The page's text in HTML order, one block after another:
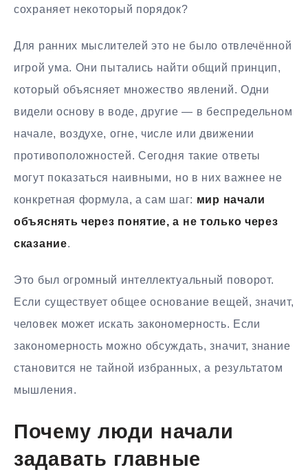
сохраняет некоторый порядок?
Для ранних мыслителей это не было отвлечённой
игрой ума. Они пытались найти общий принцип,
который объясняет множество явлений. Одни
видели основу в воде, другие — в беспредельном
начале, воздухе, огне, числе или движении
противоположностей. Сегодня такие ответы
могут показаться наивными, но в них важнее не
конкретная формула, а сам шаг: мир начали
объяснять через понятие, а не только через
сказание.
Это был огромный интеллектуальный поворот.
Если существует общее основание вещей, значит,
человек может искать закономерность. Если
закономерность можно обсуждать, значит, знание
становится не тайной избранных, а результатом
мышления.
Почему люди начали
задавать главные